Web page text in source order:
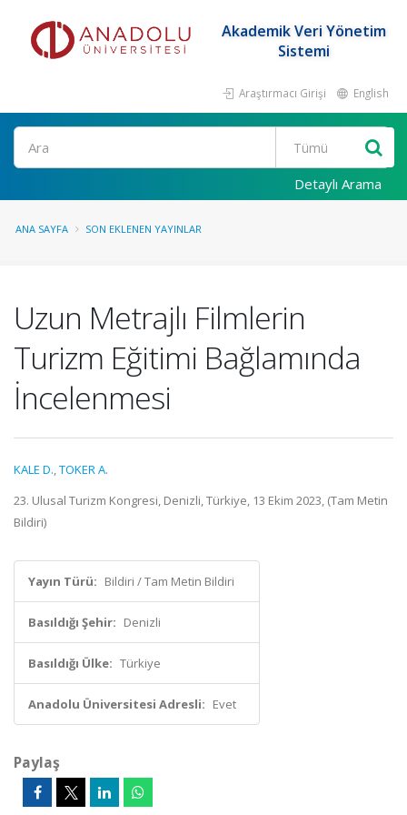
Akademik Veri Yönetim
Sistemi
Araştırmacı Girişi English
Ara
Detaylı Arama
ANA SAYFA SON EKLENEN YAYINLAR
Uzun Metrajlı Filmlerin
Turizm Eğitimi Bağlamında
İncelenmesi
KALE D.,TOKER A.
23. Ulusal Turizm Kongresi, Denizli, Türkiye, 13 Ekim 2023, (Tam Metin
Bildiri)
Yayın Türü: Bildiri / Tam Metin Bildiri
Basıldığı Şehir: Denizli
Basıldığı Ülke: Türkiye
Anadolu Üniversitesi Adresli: Evet
Paylaş